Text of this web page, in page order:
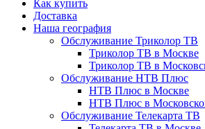
Как купить
Доставка
Наша география
Обслуживание Триколор ТВ
Триколор ТВ в Москве
Триколор ТВ в
Обслуживание НТВ Плюс
НТВ Плюс в Москве
НТВ Плюс в
Обслуживание Телекарта ТВ